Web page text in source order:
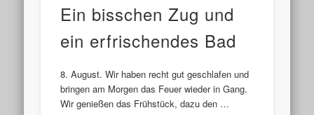
Ein bisschen Zug und
ein erfrischendes Bad
8. August. Wir haben recht gut geschlafen und
bringen am Morgen das Feuer wieder in Gang.
Wir genießen das Frühstück, dazu den …